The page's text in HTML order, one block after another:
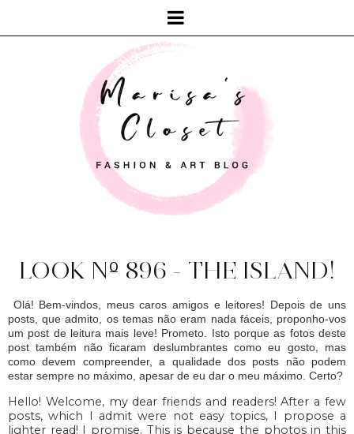
LOOK Nº 896 - THE ISLAND!
Olá! Bem-vindos, meus caros amigos e leitores! Depois de uns
posts, que admito, os temas não eram nada fáceis, proponho-vos
um post de leitura mais leve! Prometo. Isto porque as fotos deste
post também não ficaram deslumbrantes como eu gosto, mas
como devem compreender, a qualidade dos posts não podem
estar sempre no máximo, apesar de eu dar o meu máximo. Certo?
Hello! Welcome, my dear friends and readers! After a few
posts, which I admit were not easy topics, I propose a
lighter read! I promise. This is because the photos in this